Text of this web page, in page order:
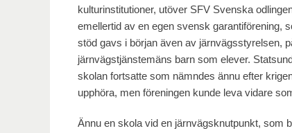
kulturinstitutioner, utöver SFV Svenska
emellertid av en egen svensk garantiförening,
stöd gavs i början även av järnvägsstyrelsen,
järnvägstjänstemäns barn som elever.
skolan fortsatte som nämndes ännu efter
upphöra, men föreningen kunde leva vidare
Ännu en skola vid en järnvägsknutpunkt, som